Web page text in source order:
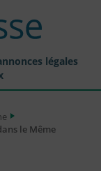
légales
le Même